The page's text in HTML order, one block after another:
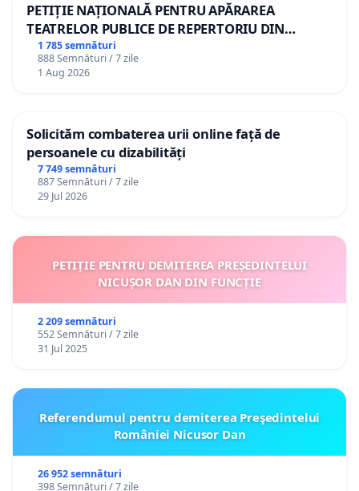
PETIȚIE NAȚIONALĂ PENTRU APĂRAREA
TEATRELOR PUBLICE DE REPERTORIU DIN
ROMÂNIA
1 785 semnături
888 Semnături / 7 zile
1 Aug 2026
Solicităm combaterea urii online față de
persoanele cu dizabilități
7 749 semnături
887 Semnături / 7 zile
29 Jul 2026
PETIȚIE PENTRU DEMITEREA PREȘEDINTELUI
NICUȘOR DAN DIN FUNCȚIE
2 209 semnături
552 Semnături / 7 zile
31 Jul 2025
Referendumul pentru demiterea Preşedintelui
României Nicusor Dan
26 952 semnături
398 Semnături / 7 zile